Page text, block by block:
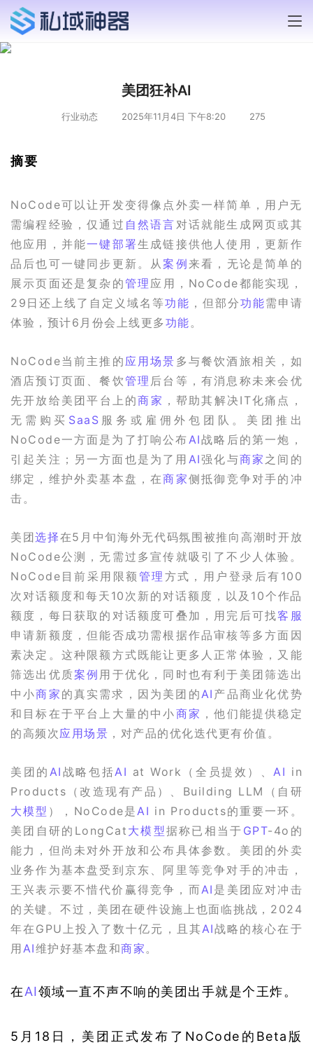
美团狂补AI
行业动态 2025年11月4日 下午8:20 275
摘要
NoCode可以让开发变得像点外卖一样简单，用户无
需编程经验，仅通过 自然语言对话就能生成网页或其
他应用，并能一键部署生成链接供他人使用，更新作
品后也可一键同步更新。从案例来看，无论是简单的
展示页面还是复杂的管理 应用，NoCode都能实现，
29日还上线了自定义域名等功能 ，但部分功能需申请
体验，预计6月份会上线更多 功能。
NoCode当前主推的 应用场景 多与餐饮酒旅相关，如
酒店预订页面、餐饮管理 后台等，有消息称未来会优
先开放给美团平台上的商家 ，帮助其解决IT化痛点，
无需购买 SaaS 服务或雇佣外包团队。美团推出
NoCode一方面是为了打响公布AI战略后的第一炮，
引起关注；另一方面也是为了用 AI强化与商家 之间的
绑定，维护外卖基本盘，在商家侧抵御竞争对手的冲
击。
美团选择在5月中旬海外无代码氛围被推向高潮时开放
NoCode公测，无需过多宣传就吸引了不少人体验。
NoCode目前采用限额 管理 方式，用户登录后有100
次对话额度和每天10次新的对话额度，以及10个作品
额度，每日获取的对话额度可叠加，用完后可找客服
申请新额度，但能否成功需根据作品审核等多方面因
素决定。这种限额方式既能让更多人正常体验，又能
筛选出优质案例 用于优化，同时也有利于美团筛选出
中小商家 的真实需求，因为美团的AI 产品商业化优势
和目标在于平台上大量的中小商家 ，他们能提供稳定
的高频次应用场景 ，对产品的优化迭代更有价值。
美团的 AI 战略包括AI at Work（全员提效）、AI in
Products（改造现有产品）、Building LLM（自研
大模型 ），NoCode是AI in Products的重要一环。
美团自研的LongCat 大模型据称已相当于 GPT-4o的
能力，但尚未对外开放和公布具体参数。美团的外卖
业务作为基本盘受到京东、阿里等竞争对手的冲击，
王兴表示要不惜代价赢得竞争，而AI 是美团应对冲击
的关键。不过，美团在硬件设施上也面临挑战，2024
年在GPU上投入了数十亿元，且其AI战略的核心在于
用 AI维护好基本盘和商家。
在AI领域一直不声不响的美团出手就是个王炸。
5月18日，美团正式发布了NoCode的Beta版